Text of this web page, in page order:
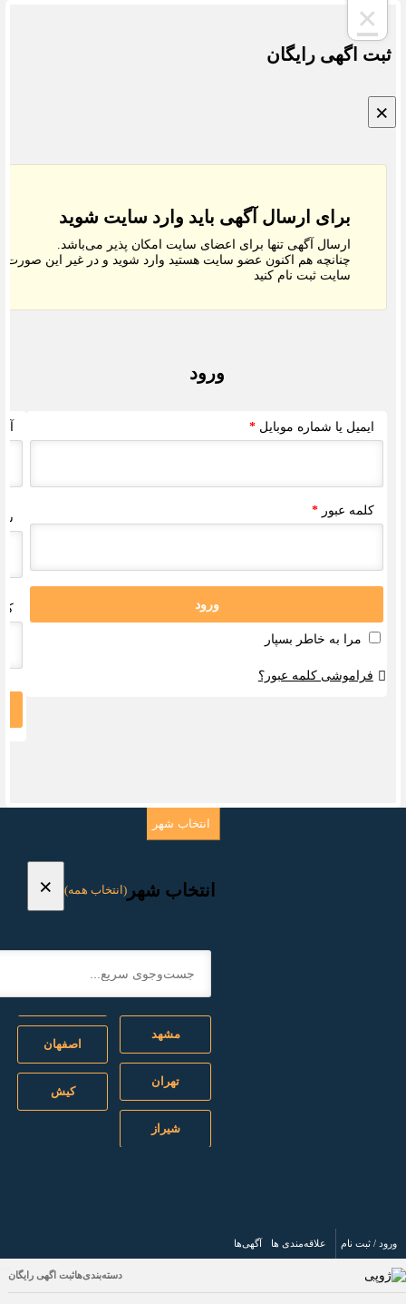
اگهی رایگان
برای ارسال آگهی باید وارد سایت شوید
ارسال آگهی تنها برای اعضای سایت امکان پذیر می‌باشد.
چنانچه هم‌ اکنون عضو سایت هستید وارد شوید و در غیر این صورت در
سایت ثبت نام کنید
ورود
ایمیل یا شماره موبایل*
کلمه عبور *
مرا به خاطر بسپار
فراموشی کلمه عبور؟
شماره
کلمه
انتخاب شهر
انتخاب شهر(انتخاب همه) ×
مشهد
شیراز
اصفهان
/ ثبت نام علاقه‌مندی ها آگهی‌ها
دسته‌بندی‌هاثبت اگهی رایگان